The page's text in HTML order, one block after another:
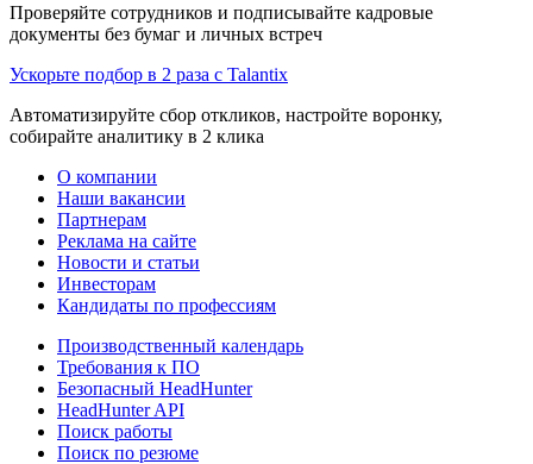
Проверяйте сотрудников и подписывайте кадровые
документы без бумаг и личных встреч
Ускорьте подбор в 2 раза с Talantix
Автоматизируйте сбор откликов, настройте воронку,
собирайте аналитику в 2 клика
О компании
Наши вакансии
Партнерам
Реклама на сайте
Новости и статьи
Инвесторам
Кандидаты по профессиям
Производственный календарь
Требования к ПО
Безопасный HeadHunter
HeadHunter API
Поиск работы
Поиск по резюме